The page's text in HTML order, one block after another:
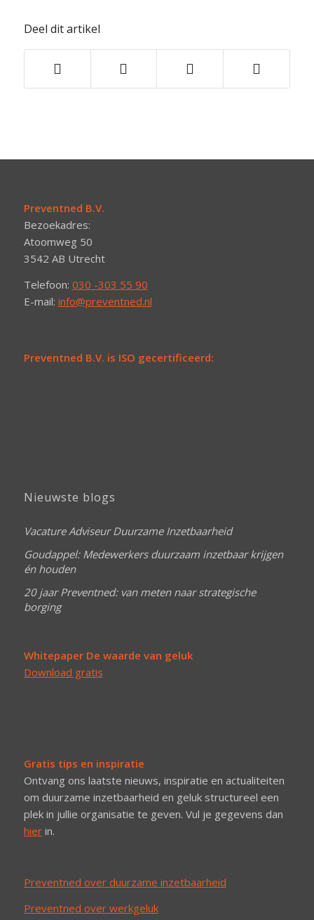
Deel dit artikel
Preventned B.V.
Bezoekadres:
Atoomweg 50
3542 AB Utrecht
Telefoon: 030 -303 55 90
E-mail: info@preventned.nl
Preventned B.V. is ISO gecertificeerd:
Nieuwste blogs
Vacature Adviseur Duurzame Inzetbaarheid
Goudappel: Medewerkers duurzaam inzetbaar krijgen
én houden
20 jaar Preventned: van meten naar strategische
borging
Whitepaper De waarde van geluk
Download gratis
Gratis tips en inspiratie
Ontvang ons laatste nieuws, inspiratie en actualiteiten
om duurzame inzetbaarheid en geluk structureel een
plek in jullie organisatie te geven. Vul je gegevens dan
hierin.
Preventned over duurzame inzetbaarheid
Preventned over werkgeluk